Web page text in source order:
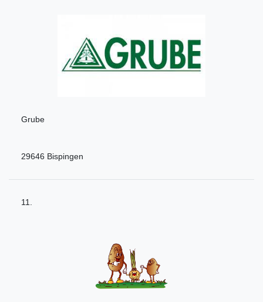
Grube
29646 Bispingen
11.